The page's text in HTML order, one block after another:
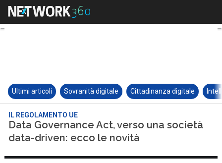
Ultimi articoli Sovranità digitale Cittadinanza digitale
IL REGOLAMENTO UE
Data Governance Act, verso una società
data-driven: ecco le novità